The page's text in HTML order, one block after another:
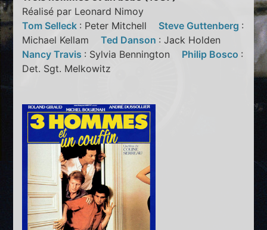
Réalisé par Leonard Nimoy
Tom Selleck : Peter Mitchell Steve Guttenberg :
Michael KellamTed Danson : Jack Holden
Nancy Travis : Sylvia Bennington Philip Bosco :
Det. Sgt. Melkowitz